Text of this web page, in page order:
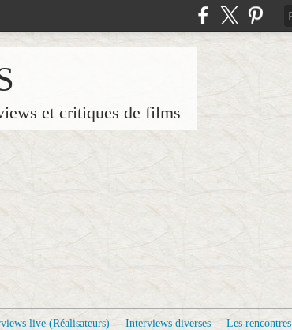
et critiques de films
live (Réalisateurs) Interviews diverses Les rencontres